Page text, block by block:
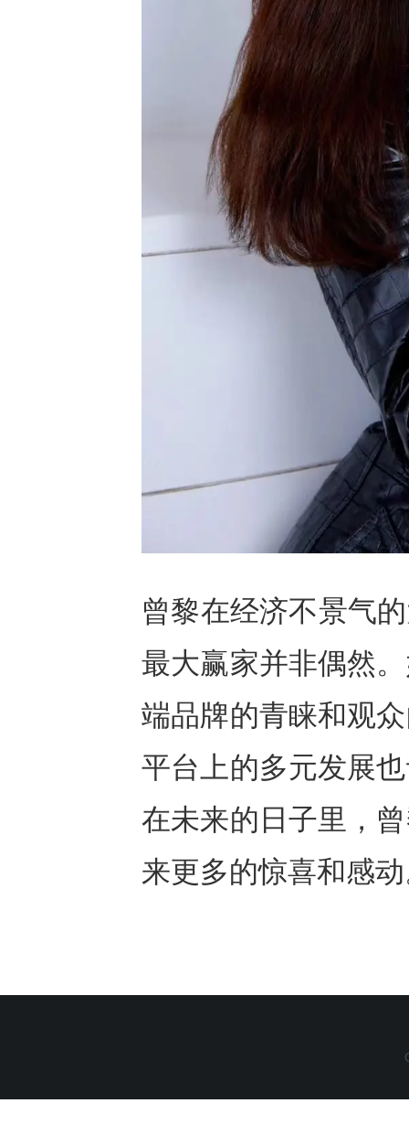
曾黎在经济不景气
最大赢家并非偶然
端品牌的青睐和观
平台上的多元发展
在未来的日子里，
来更多的惊喜和感